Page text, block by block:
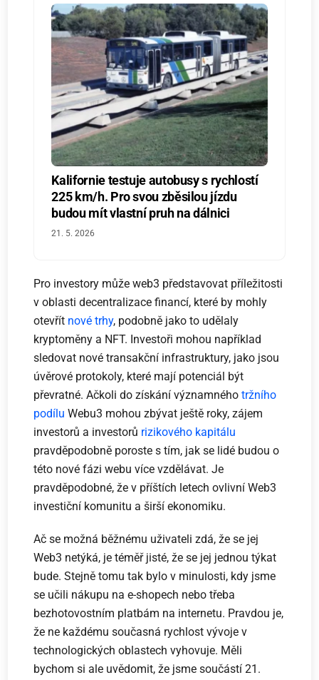
Kalifornie testuje autobusy s rychlostí
225 km/h. Pro svou zběsilou jízdu
budou mít vlastní pruh na dálnici
21. 5. 2026
Pro investory může web3 představovat příležitosti
v oblasti decentralizace financí, které by mohly
otevřít nové trhy, podobně jako to udělaly
kryptoměny a NFT. Investoři mohou například
sledovat nové transakční infrastruktury, jako jsou
úvěrové protokoly, které mají potenciál být
převratné. Ačkoli do získání významnéhotržního
podílu Webu3 mohou zbývat ještě roky, zájem
investorů a investorů rizikového kapitálu
pravděpodobně poroste s tím, jak se lidé budou o
této nové fázi webu více vzdělávat. Je
pravděpodobné, že v příštích letech ovlivní Web3
investiční komunitu a širší ekonomiku.
Ač se možná běžnému uživateli zdá, že se jej
Web3 netýká, je téměř jisté, že se jej jednou týkat
bude. Stejně tomu tak bylo v minulosti, kdy jsme
se učili nákupu na e-shopech nebo třeba
bezhotovostním platbám na internetu. Pravdou je,
že ne každému současná rychlost vývoje v
technologických oblastech vyhovuje. Měli
bychom si ale uvědomit, že jsme součástí 21.